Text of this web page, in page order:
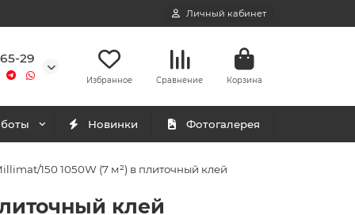
Личный кабинет
29
Избранное Сравнение Корзина
Новинки Фотогалерея
150 1050W (7 м²) в плиточный клей
клей